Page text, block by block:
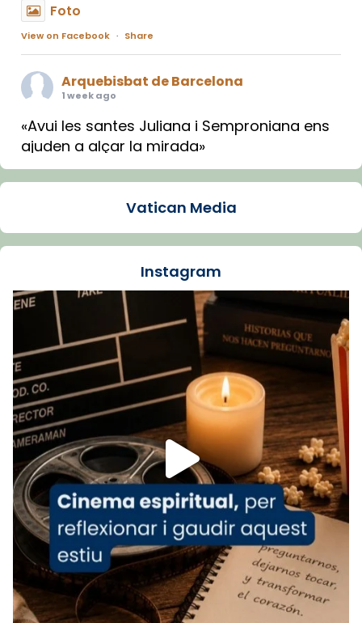
Foto
View on Facebook · Share
Arquebisbat de Barcelona
1 week ago
«Avui les santes Juliana i Semproniana ens
ajuden a alçar la mirada»
Mons. Sergi Gordo, bisbe de Tortosa, ha
Santes de Mataró.
🔗tinyurl.com/cvu5jmbk
Foto
View on Facebook Share
Arquebisbat de Barcelonais at Catedral
de Barcelona.
1 week ago
Aquest dilluns, 27 de juliol, ha tingut lloc la
missa d’acció de gràcies en agraïment al
comitè organitzador de la visita apostòlica
del Sant Pare Lleó XIV a Barcelona, i als
col·laboradors, a la Catedral de Barcelona.
L’arquebisbe de Barcelona, el cardenal Joan
Josep Omella, ha presidit la missa i l’ha
concelebrat el bisbe auxiliar de Barcelona,
Mons. David Abadías.
Vatican Media
Instagram